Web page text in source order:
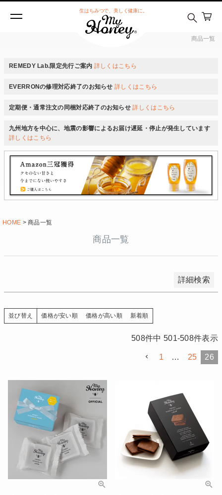
商品一覧
生はちみつで、美しく健康に。
REMEDY Lab.限定先行ご案内 詳しくはこちら
EVERRONの修理対応終了のお知らせ 詳しくはこちら
定期便・通常注文の同梱対応終了のお知らせ 詳しくはこちら
九州地方を中心に、地震の影響によるお届け遅延・停止が発生しています
詳しくはこちら
HOME 商品一覧
商品一覧
詳細検索
在庫なし商品を表示しない
予約商品
予約商品のみを表示
並び順
登録順
価格が安い順
価格が高い順
優先度順
検索
並び替え 価格が安い順 価格が高い順 新着順
508件中 501-508件表示
1 … 25 26